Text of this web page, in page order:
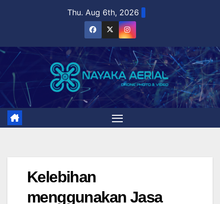
Thu. Aug 6th, 2026
Kelebihan
menggunakan Jasa